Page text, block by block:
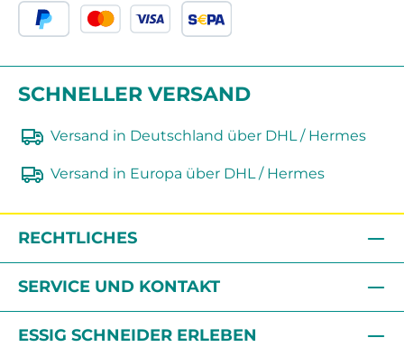
SCHNELLER VERSAND
Versand in Deutschland über DHL / Hermes
Versand in Europa über DHL / Hermes
RECHTLICHES
SERVICE UND KONTAKT
ESSIG SCHNEIDER ERLEBEN